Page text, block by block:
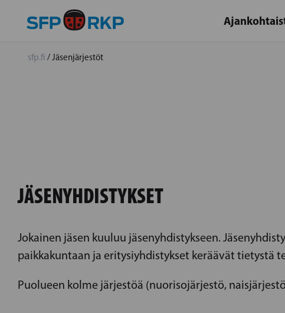
sfp.fi /Jäsenjärjestöt
JÄSENYHDISTYKSET
Jokainen jäsen kuuluu jäsenyhdistykseen.
paikkakuntaan ja eritysiyhdistykset keräävät tietystä
Puolueen kolme järjestöä (nuorisojärjestö,